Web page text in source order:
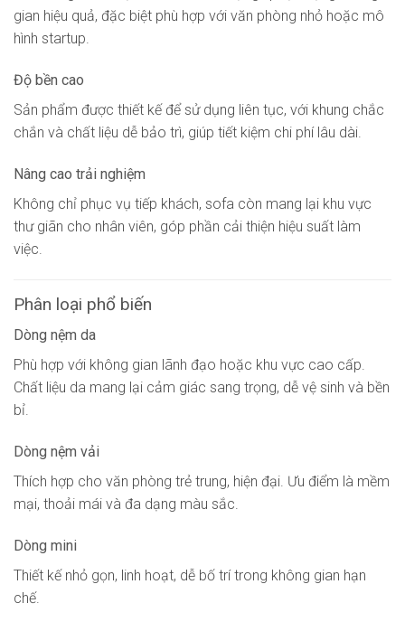
gian hiệu quả, đặc biệt phù hợp với văn phòng nhỏ hoặc mô
hình startup.
Độ bền cao
Sản phẩm được thiết kế để sử dụng liên tục, với khung chắc
chắn và chất liệu dễ bảo trì, giúp tiết kiệm chi phí lâu dài.
Nâng cao trải nghiệm
Không chỉ phục vụ tiếp khách, sofa còn mang lại khu vực
thư giãn cho nhân viên, góp phần cải thiện hiệu suất làm
việc.
Phân loại phổ biến
Dòng nệm da
Phù hợp với không gian lãnh đạo hoặc khu vực cao cấp.
Chất liệu da mang lại cảm giác sang trọng, dễ vệ sinh và bền
bỉ.
Dòng nệm vải
Thích hợp cho văn phòng trẻ trung, hiện đại. Ưu điểm là mềm
mại, thoải mái và đa dạng màu sắc.
Dòng mini
Thiết kế nhỏ gọn, linh hoạt, dễ bố trí trong không gian hạn
chế.